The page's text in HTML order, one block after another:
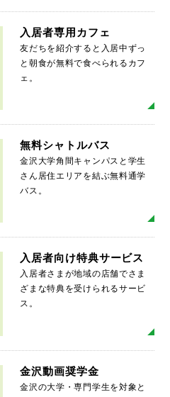
入居者専用カフェ
友だちを紹介すると入居中ずっ
と朝食が無料で食べられるカフ
ェ。
無料シャトルバス
金沢大学角間キャンパスと学生
さん居住エリアを結ぶ無料通学
バス。
入居者向け特典サービス
入居者さまが地域の店舗でさま
ざまな特典を受けられるサービ
ス。
金沢動画奨学金
金沢の大学・専門学生を対象と